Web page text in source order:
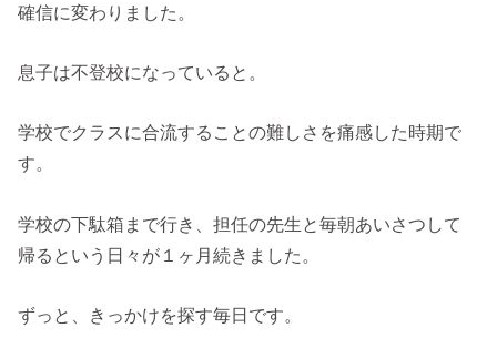
確信に変わりました。
息子は不登校になっていると。
学校でクラスに合流することの難しさを痛感した時期で
す。
学校の下駄箱まで行き、担任の先生と毎朝あいさつして
帰るという日々が１ヶ月続きました。
ずっと、きっかけを探す毎日です。